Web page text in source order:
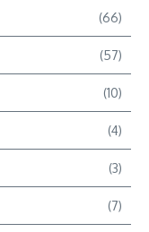
(66)
(57)
(10)
(4)
(3)
(7)